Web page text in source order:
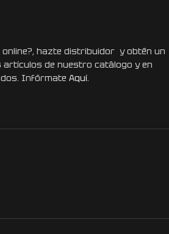
online?, hazte distribuidor y obtén un
artículos de nuestro catálogo y en
Infórmate Aquí.